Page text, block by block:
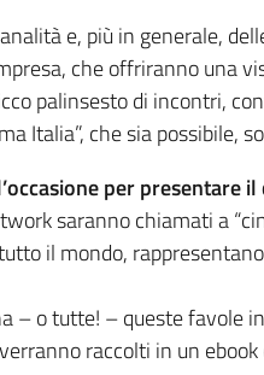
e, più in generale,
che offriranno una
palinsesto di incontri,
Italia”, che sia possibile,
per presentare il
saranno chiamati a
il mondo,
– o tutte! – queste favole in
raccolti in un